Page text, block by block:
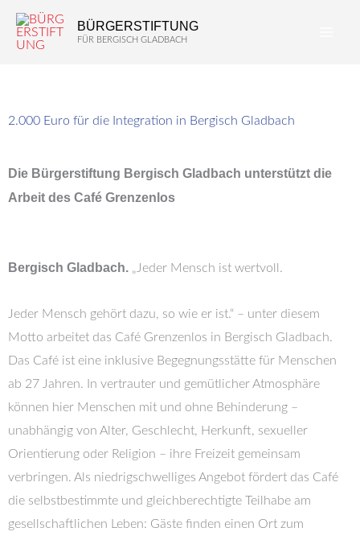
Zum
Inhalt
BÜRGERSTIFTUNG
FÜR BERGISCH GLADBACH
2.000 Euro für die Integration in Bergisch Gladbach
Die Bürgerstiftung Bergisch Gladbach unterstützt die
Arbeit des Café Grenzenlos
Bergisch Gladbach. „Jeder Mensch ist wertvoll.
Jeder Mensch gehört dazu, so wie er ist.“ – unter diesem
Motto arbeitet das Café Grenzenlos in Bergisch Gladbach.
Das Café ist eine inklusive Begegnungsstätte für Menschen
ab 27 Jahren. In vertrauter und gemütlicher Atmosphäre
können hier Menschen mit und ohne Behinderung –
unabhängig von Alter, Geschlecht, Herkunft, sexueller
Orientierung oder Religion – ihre Freizeit gemeinsam
verbringen. Als niedrigschwelliges Angebot fördert das Café
die selbstbestimmte und gleichberechtigte Teilhabe am
gesellschaftlichen Leben: Gäste finden einen Ort zum